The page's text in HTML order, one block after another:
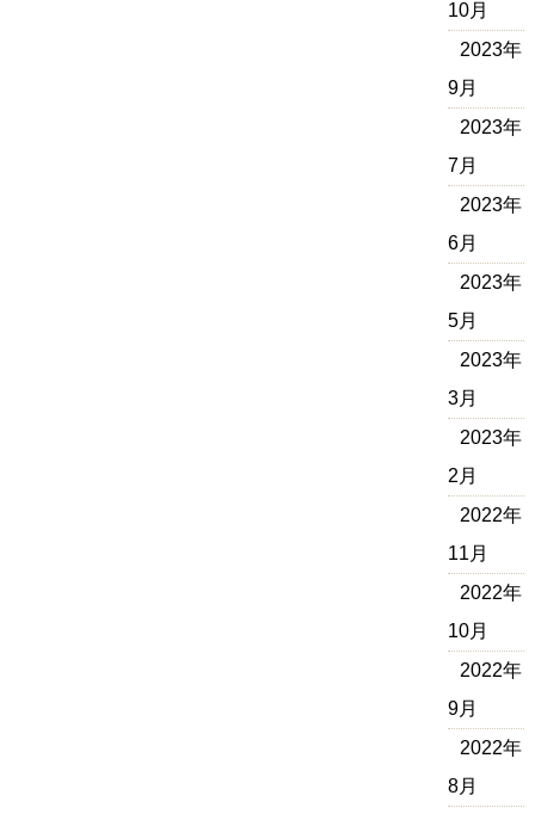
10月
2023年
9月
2023年
7月
2023年
6月
2023年
5月
2023年
3月
2023年
2月
2022年
11月
2022年
10月
2022年
9月
2022年
8月